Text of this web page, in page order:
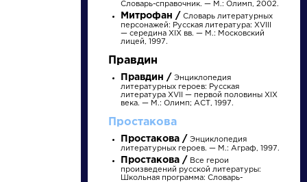
писатели
произведения
персонажи
словарь
Словарь-справочник. — М.: Олимп, 2002.
Митрофан / Словарь литературных
персонажей: Русская литература: XVIII
— середина XIX вв. — М.: Московский
лицей, 1997.
Правдин
Правдин / Энциклопедия
литературных героев: Русская
литература XVII — первой половины XIX
века. — М.: Олимп; АСТ, 1997.
Простакова
Простакова / Энциклопедия
литературных героев. — М.: Аграф, 1997.
Простакова / Все герои
произведений русской литературы:
Школьная программа: Словарь-